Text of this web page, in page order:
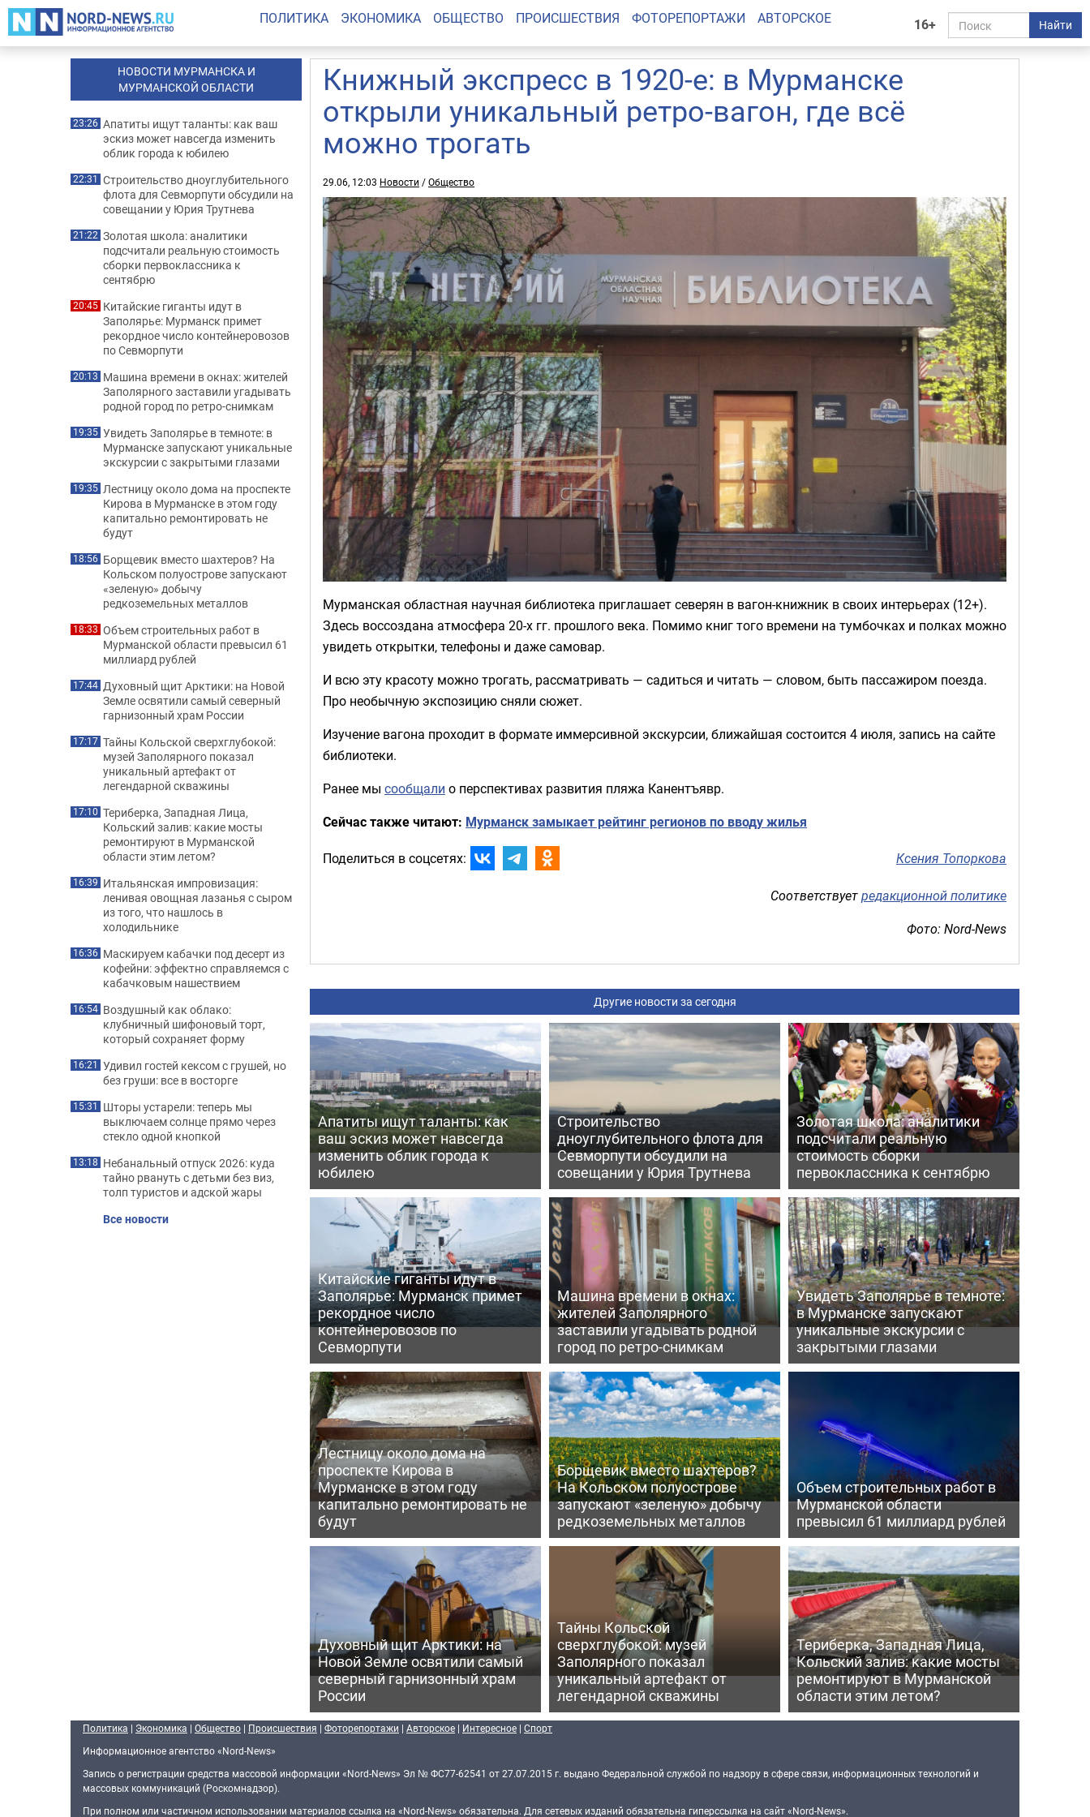
16+ Найти
ПОЛИТИКА ЭКОНОМИКА ОБЩЕСТВО ПРОИСШЕСТВИЯ ФОТОРЕПОРТАЖИ АВТОРСКОЕ
Книжный экспресс в 1920-е: в Мурманске
открыли уникальный ретро-вагон, где всё
можно трогать
29.06, 12:03 Новости /Общество
Мурманская областная научная библиотека приглашает северян в вагон-книжник в своих интерьерах (12+).
Здесь воссоздана атмосфера 20-х гг. прошлого века. Помимо книг того времени на тумбочках и полках можно
увидеть открытки, телефоны и даже самовар.
И всю эту красоту можно трогать, рассматривать — садиться и читать — словом, быть пассажиром поезда.
Про необычную экспозицию сняли сюжет.
Изучение вагона проходит в формате иммерсивной экскурсии, ближайшая состоится 4 июля, запись на сайте
библиотеки.
Ранее мы сообщали о перспективах развития пляжа Канентъявр.
Сейчас также читают: Мурманск замыкает рейтинг регионов по вводу жилья
Поделиться в соцсетях: Ксения Топоркова
Соответствуетредакционной политике
Фото: Nord-News
Другие новости за сегодня
Апатиты ищут таланты: как
ваш эскиз может навсегда
изменить облик города к
юбилею
Строительство
дноуглубительного флота для
Севморпути обсудили на
совещании у Юрия Трутнева
Золотая школа: аналитики
подсчитали реальную
стоимость сборки
первоклассника к сентябрю
Китайские гиганты идут в
Заполярье: Мурманск примет
рекордное число
контейнеровозов по
Севморпути
Машина времени в окнах:
жителей Заполярного
заставили угадывать родной
город по ретро-снимкам
Увидеть Заполярье в темноте:
в Мурманске запускают
уникальные экскурсии с
закрытыми глазами
Лестницу около дома на
проспекте Кирова в
Мурманске в этом году
капитально ремонтировать не
будут
Борщевик вместо шахтеров?
На Кольском полуострове
запускают «зеленую» добычу
редкоземельных металлов
Объем строительных работ в
Мурманской области
превысил 61 миллиард рублей
Духовный щит Арктики: на
Новой Земле освятили самый
северный гарнизонный храм
России
Тайны Кольской
сверхглубокой: музей
Заполярного показал
уникальный артефакт от
легендарной скважины
Териберка, Западная Лица,
Кольский залив: какие мосты
ремонтируют в Мурманской
области этим летом?
НОВОСТИ МУРМАНСКА И
МУРМАНСКОЙ ОБЛАСТИ
23:26 Апатиты ищут таланты: как ваш
эскиз может навсегда изменить
облик города к юбилею
22:31 Строительство дноуглубительного
флота для Севморпути обсудили на
совещании у Юрия Трутнева
21:22 Золотая школа: аналитики
подсчитали реальную стоимость
сборки первоклассника к
сентябрю
20:45 Китайские гиганты идут в
Заполярье: Мурманск примет
рекордное число контейнеровозов
по Севморпути
20:13 Машина времени в окнах: жителей
Заполярного заставили угадывать
родной город по ретро-снимкам
19:35 Увидеть Заполярье в темноте: в
Мурманске запускают уникальные
экскурсии с закрытыми глазами
19:35 Лестницу около дома на проспекте
Кирова в Мурманске в этом году
капитально ремонтировать не
будут
18:56 Борщевик вместо шахтеров? На
Кольском полуострове запускают
«зеленую» добычу
редкоземельных металлов
18:33 Объем строительных работ в
Мурманской области превысил 61
миллиард рублей
17:44 Духовный щит Арктики: на Новой
Земле освятили самый северный
гарнизонный храм России
17:17 Тайны Кольской сверхглубокой:
музей Заполярного показал
уникальный артефакт от
легендарной скважины
17:10 Териберка, Западная Лица,
Кольский залив: какие мосты
ремонтируют в Мурманской
области этим летом?
16:39 Итальянская импровизация:
ленивая овощная лазанья с сыром
из того, что нашлось в
холодильнике
16:36 Маскируем кабачки под десерт из
кофейни: эффектно справляемся с
кабачковым нашествием
16:54 Воздушный как облако:
клубничный шифоновый торт,
который сохраняет форму
16:21 Удивил гостей кексом с грушей, но
без груши: все в восторге
15:31 Шторы устарели: теперь мы
выключаем солнце прямо через
стекло одной кнопкой
13:18 Небанальный отпуск 2026: куда
тайно рвануть с детьми без виз,
толп туристов и адской жары
Все новости
Политика | Экономика | Общество | Происшествия | Фоторепортажи | Авторское | Интересное | Спорт
Информационное агентство «Nord-News»
Запись о регистрации средства массовой информации «Nord-News» Эл № ФС77-62541 от 27.07.2015 г. выдано Федеральной службой по надзору в сфере связи, информационных технологий и
массовых коммуникаций (Роскомнадзор).
При полном или частичном использовании материалов ссылка на «Nord-News» обязательна. Для сетевых изданий обязательна гиперссылка на сайт «Nord-News».